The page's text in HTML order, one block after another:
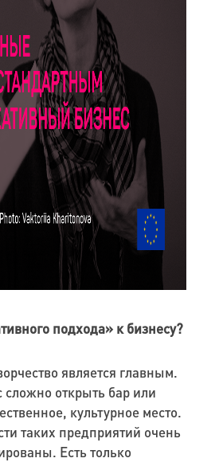
подхода» к бизнесу?
является главным.
сложно открыть бар или
культурное место.
таких предприятий очень
Есть только